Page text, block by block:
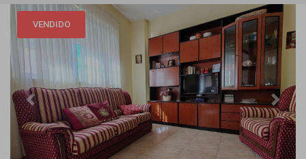
VENDIDO